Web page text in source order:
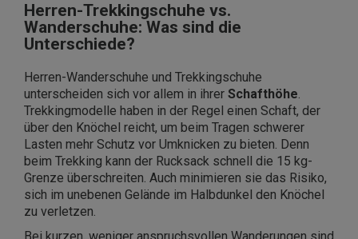
Herren-Trekkingschuhe vs.
Wanderschuhe: Was sind die
Unterschiede?
Herren-Wanderschuhe und Trekkingschuhe
unterscheiden sich vor allem in ihrer Schafthöhe.
Trekkingmodelle haben in der Regel einen Schaft, der
über den Knöchel reicht, um beim Tragen schwerer
Lasten mehr Schutz vor Umknicken zu bieten. Denn
beim Trekking kann der Rucksack schnell die 15 kg-
Grenze überschreiten. Auch minimieren sie das Risiko,
sich im unebenen Gelände im Halbdunkel den Knöchel
zu verletzen.